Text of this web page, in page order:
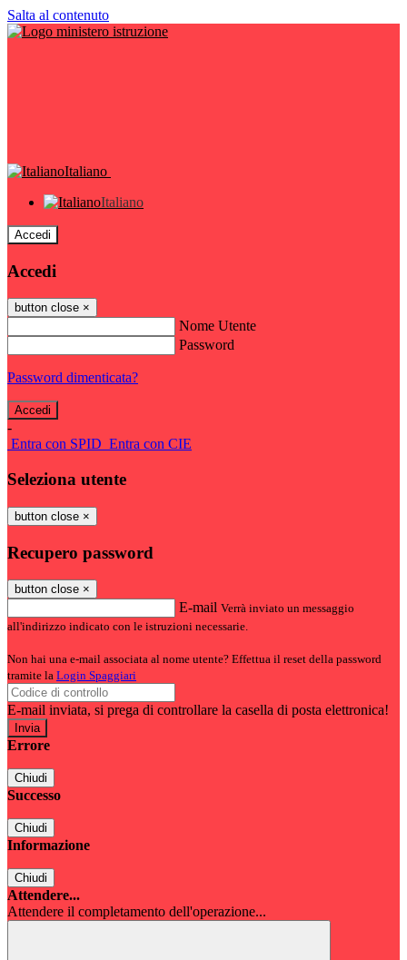
Salta al contenuto
Italiano
Italiano
Accedi
Accedi
button close ×
Nome Utente
Password
Password dimenticata?
-
Entra con SPID Entra con CIE
Seleziona utente
button close ×
Recupero password
button close ×
E-mail Verrà inviato un messaggio
all'indirizzo indicato con le istruzioni necessarie.
Non hai una e-mail associata al nome utente? Effettua il reset della password
tramite la Login Spaggiari
E-mail inviata, si prega di controllare la casella di posta elettronica!
Errore
Chiudi
Successo
Chiudi
Informazione
Chiudi
Attendere...
Attendere il completamento dell'operazione...